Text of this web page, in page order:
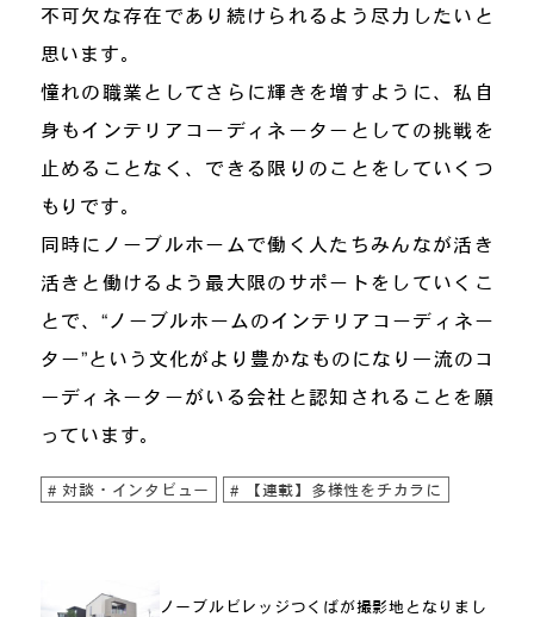
不可欠な存在であり続けられるよう尽力したいと
思います。
憧れの職業としてさらに輝きを増すように、私自
身もインテリアコーディネーターとしての挑戦を
止めることなく、できる限りのことをしていくつ
もりです。
同時にノーブルホームで働く人たちみんなが活き
活きと働けるよう最大限のサポートをしていくこ
とで、“ノーブルホームのインテリアコーディネー
ター”という文化がより豊かなものになり一流のコ
ーディネーターがいる会社と認知されることを願
っています。
対談・インタビュー 【連載】多様性をチカラに
ノーブルビレッジつくばが撮影地となりまし